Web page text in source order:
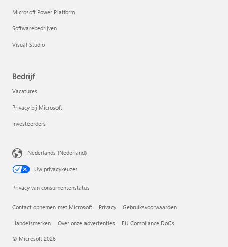
Microsoft Power Platform
Softwarebedrijven
Visual Studio
Bedrijf
Vacatures
Privacy bij Microsoft
Investeerders
Nederlands (Nederland)
Uw privacykeuzes
Privacy van consumentenstatus
Contact opnemen met Microsoft Privacy Gebruiksvoorwaarden
Handelsmerken Over onze advertenties EU Compliance DoCs
© Microsoft 2026